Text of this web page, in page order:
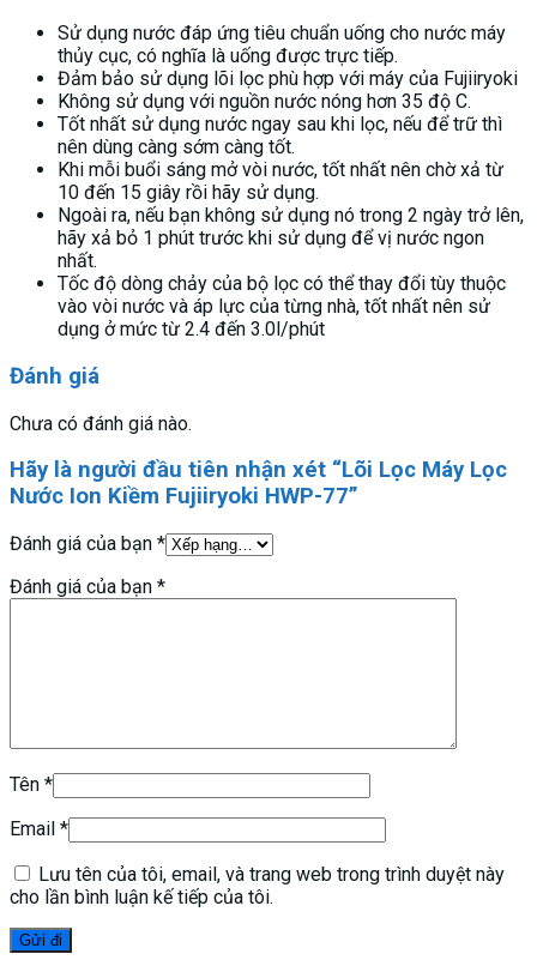
Sử dụng nước đáp ứng tiêu chuẩn uống cho nước máy
thủy cục, có nghĩa là uống được trực tiếp.
Đảm bảo sử dụng lõi lọc phù hợp với máy của Fujiiryoki
Không sử dụng với nguồn nước nóng hơn 35 độ C.
Tốt nhất sử dụng nước ngay sau khi lọc, nếu để trữ thì
nên dùng càng sớm càng tốt.
Khi mỗi buổi sáng mở vòi nước, tốt nhất nên chờ xả từ
10 đến 15 giây rồi hãy sử dụng.
Ngoài ra, nếu bạn không sử dụng nó trong 2 ngày trở lên,
hãy xả bỏ 1 phút trước khi sử dụng để vị nước ngon
nhất.
Tốc độ dòng chảy của bộ lọc có thể thay đổi tùy thuộc
vào vòi nước và áp lực của từng nhà, tốt nhất nên sử
dụng ở mức từ 2.4 đến 3.0l/phút
Đánh giá
Chưa có đánh giá nào.
Hãy là người đầu tiên nhận xét “Lõi Lọc Máy Lọc
Nước Ion Kiềm Fujiiryoki HWP-77”
Đánh giá của bạn *
Đánh giá của bạn *
Tên *
Email *
Lưu tên của tôi, email, và trang web trong trình duyệt này
cho lần bình luận kế tiếp của tôi.